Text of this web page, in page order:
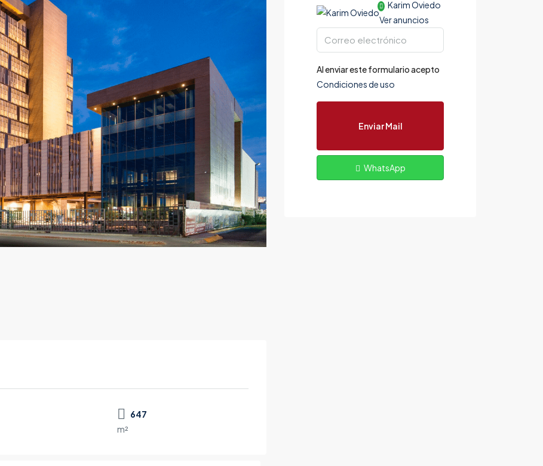
647
m²
Karim Oviedo
Ver anuncios
Al enviar este formulario acepto
Condiciones de uso
Enviar Mail
WhatsApp